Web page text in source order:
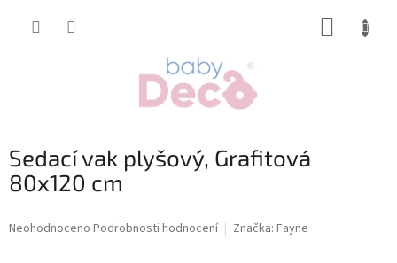
Sedací vak plyšový, Grafitová
80x120 cm
Průměrné
Neohodnoceno Podrobnosti hodnocení Značka: Fayne